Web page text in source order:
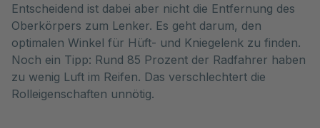
Entscheidend ist dabei aber nicht die Entfernung des
Oberkörpers zum Lenker. Es geht darum, den
optimalen Winkel für Hüft- und Kniegelenk zu finden.
Noch ein Tipp: Rund 85 Prozent der Radfahrer haben
zu wenig Luft im Reifen. Das verschlechtert die
Rolleigenschaften unnötig.